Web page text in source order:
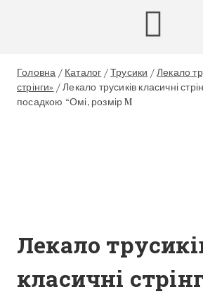
Головна / Каталог /Трусики /Лекало
стрінги» /Лекало трусиків класичні
посадкою “Омі, розмір M
Лекало
класичні